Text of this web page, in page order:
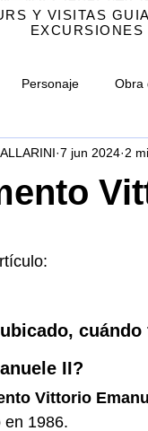
Y VISITAS
EXCURSIONES
Personaje Obra
Monumento
Atlántico
7 jun 2024 2
II?
Vittorio
en 1986.